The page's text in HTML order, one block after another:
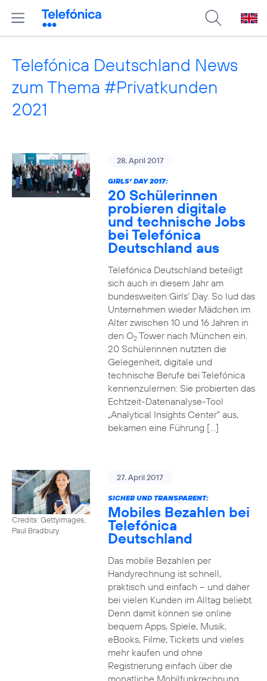
Telefónica Deutschland News
zum Thema #Privatkunden
2021
28. April 2017
GIRLS‘ DAY 2017:
20 Schülerinnen
probieren digitale
und technische Jobs
bei Telefónica
Deutschland aus
Telefónica Deutschland beteiligt
sich auch in diesem Jahr am
bundesweiten Girls‘ Day. So lud das
Unternehmen wieder Mädchen im
Alter zwischen 10 und 16 Jahren in
den O2Tower nach München ein.
20 Schülerinnen nutzten die
Gelegenheit, digitale und
technische Berufe bei Telefónica
kennenzulernen: Sie probierten das
Echtzeit-Datenanalyse-Tool
„Analytical Insights Center“ aus,
bekamen eine Führung […]
Credits: Gettyimages,
Paul Bradbury
27. April 2017
SICHER UND TRANSPARENT:
Mobiles Bezahlen bei
Telefónica
Deutschland
Das mobile Bezahlen per
Handyrechnung ist schnell,
praktisch und einfach – und daher
bei vielen Kunden im Alltag beliebt.
Denn damit können sie online
bequem Apps, Spiele, Musik,
eBooks, Filme, Tickets und vieles
mehr kaufen und ohne
Registrierung einfach über die
monatliche Mobilfunkrechnung